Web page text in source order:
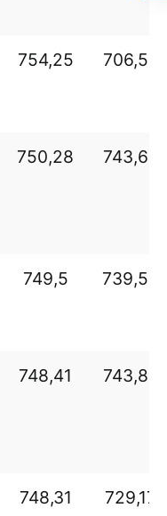
754,25 706,55
750,28 743,66
749,5 739,52
748,41 743,83
748,31 729,17